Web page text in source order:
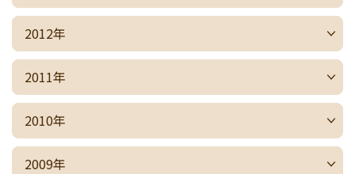
2012年
2011年
2010年
2009年